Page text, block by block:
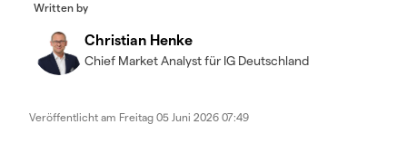
Written by
Christian Henke
Chief Market Analyst für IG Deutschland
Veröffentlicht am Freitag 05 Juni 2026 07:49